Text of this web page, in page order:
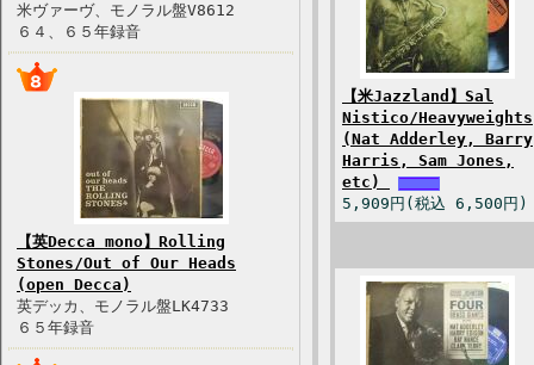
米ヴァーヴ、モノラル盤V8612
６４、６５年録音
【英Decca mono】Rolling
Stones/Out of Our Heads
(open Decca)
英デッカ、モノラル盤LK4733
６５年録音
【米Jazzland】Sal
Nistico/Heavyweights
(Nat Adderley, Barry
Harris, Sam Jones,
etc)
5,909円(税込 6,500円)